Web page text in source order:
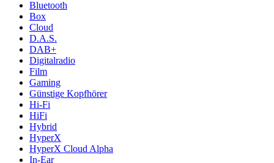
Bluetooth
Box
Cloud
D.A.S.
DAB+
Digitalradio
Film
Gaming
Günstige Kopfhörer
Hi-Fi
HiFi
Hybrid
HyperX
HyperX Cloud Alpha
In-Ear